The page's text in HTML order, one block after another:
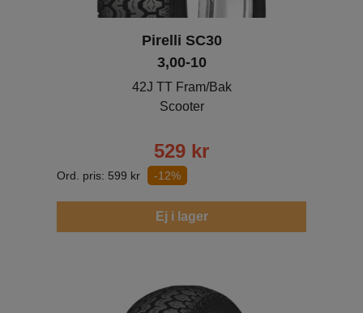
Pirelli SC30
3,00-10
42J TT Fram/Bak
Scooter
529 kr
Ord. pris: 599 kr -12%
Ej i lager